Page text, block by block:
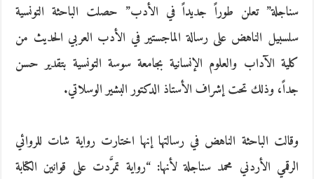
سناجلة” تعلن طوراً جديداً في الأدب” حصلت الباحثة التونسية
سلسبيل الناهض على رسالة الماجستير في الأدب العربي الحديث من
كلية الآداب والعلوم الإنسانية بجامعة سوسة التونسية بتقدير حسن
جداً، وذلك تحت إشراف الأستاذ الدكتور البشير الوسلاتي.
وقالت الباحثة الناهض في رسالتها إنها اختارت رواية شات للروائي
الرقمي الأردني محمد سناجلة لأنها: “رواية تمرَّدت على قوانين الكتابة